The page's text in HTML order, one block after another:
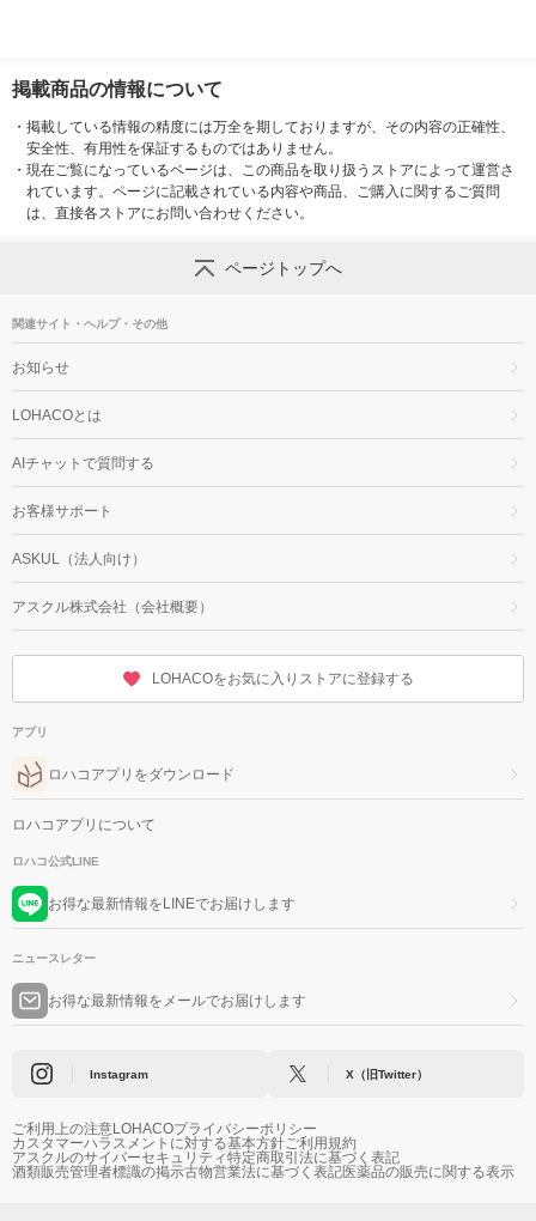
掲載商品の情報について
・ 掲載している情報の精度には万全を期しておりますが、その内容の正確性、
安全性、有用性を保証するものではありません。
・ 現在ご覧になっているページは、この商品を取り扱うストアによって運営さ
れています。ページに記載されている内容や商品、ご購入に関するご質問
は、直接各ストアにお問い合わせください。
ページトップへ
関連サイト・ヘルプ・その他
お知らせ
LOHACOとは
AIチャットで質問する
お客様サポート
ASKUL（法人向け）
アスクル株式会社（会社概要）
LOHACOをお気に入りストアに登録する
アプリ
ロハコアプリをダウンロード
ロハコアプリについて
ロハコ公式LINE
お得な最新情報をLINEでお届けします
ニュースレター
お得な最新情報をメールでお届けします
Instagram X（旧Twitter）
ご利用上の注意LOHACOプライバシーポリシー
カスタマーハラスメントに対する基本方針ご利用規約
アスクルのサイバーセキュリティ特定商取引法に基づく表記
酒類販売管理者標識の掲示古物営業法に基づく表記医薬品の販売に関する表示